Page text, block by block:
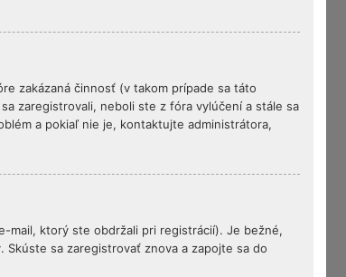
zakázaná činnosť (v takom prípade sa táto
zaregistrovali, neboli ste z fóra vylúčení a stále sa
a pokiaľ nie je, kontaktujte administrátora,
mail, ktorý ste obdržali pri registrácií). Je bežné,
sa zaregistrovať znova a zapojte sa do